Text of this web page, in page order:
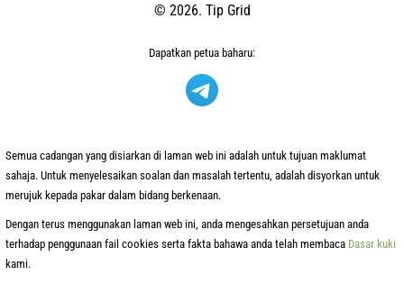
© 2026. Tip Grid
Dapatkan petua baharu:
Semua cadangan yang disiarkan di laman web ini adalah untuk tujuan maklumat
sahaja. Untuk menyelesaikan soalan dan masalah tertentu, adalah disyorkan untuk
merujuk kepada pakar dalam bidang berkenaan.
Dengan terus menggunakan laman web ini, anda mengesahkan persetujuan anda
terhadap penggunaan fail cookies serta fakta bahawa anda telah membaca Dasar kuki
kami.